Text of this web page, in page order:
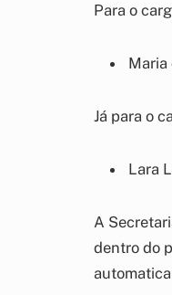
Para o
Maria
Já para o
Lara
A
dentro do